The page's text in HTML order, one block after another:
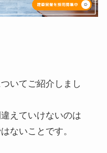
いてご紹介しまし
えていけないのは
ないことです。